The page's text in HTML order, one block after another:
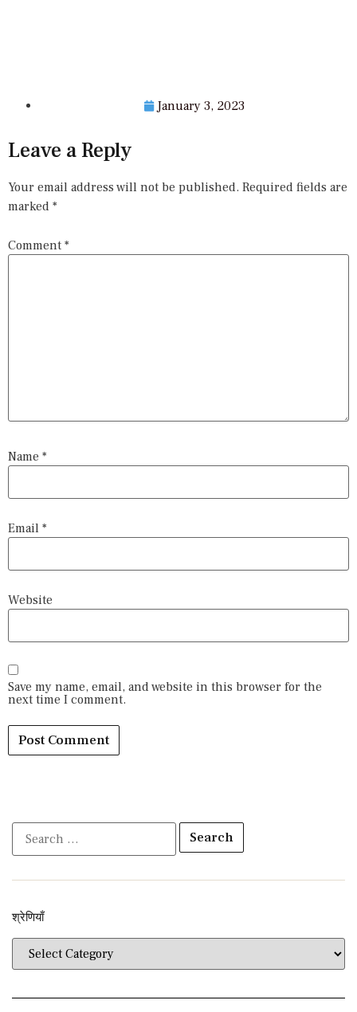
January 3, 2023
Leave a Reply
Your email address will not be published. Required fields are
marked *
Comment *
Name *
Email *
Website
Save my name, email, and website in this browser for the
next time I comment.
श्रेणियाँ​​